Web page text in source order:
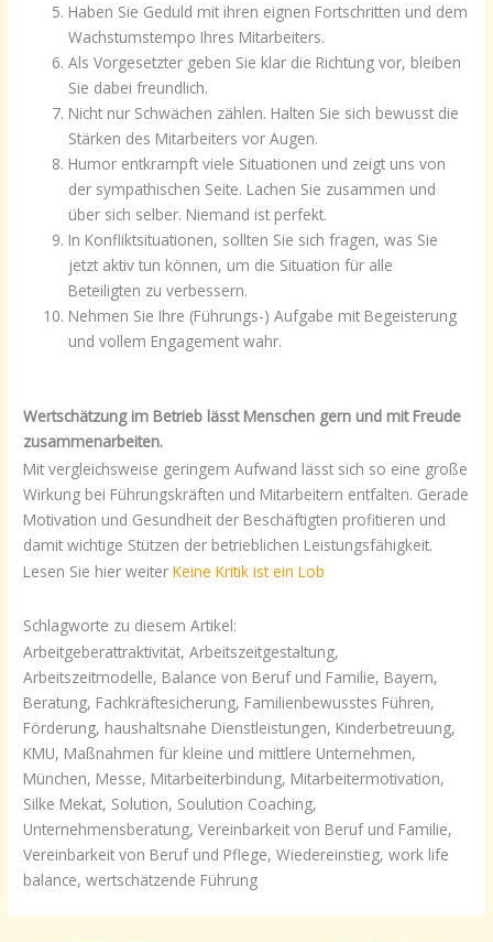
Haben Sie Geduld mit ihren eignen Fortschritten und dem
Wachstumstempo Ihres Mitarbeiters.
Als Vorgesetzter geben Sie klar die Richtung vor, bleiben
Sie dabei freundlich.
Nicht nur Schwächen zählen. Halten Sie sich bewusst die
Stärken des Mitarbeiters vor Augen.
Humor entkrampft viele Situationen und zeigt uns von
der sympathischen Seite. Lachen Sie zusammen und
über sich selber. Niemand ist perfekt.
In Konfliktsituationen, sollten Sie sich fragen, was Sie
jetzt aktiv tun können, um die Situation für alle
Beteiligten zu verbessern.
Nehmen Sie Ihre (Führungs-) Aufgabe mit Begeisterung
und vollem Engagement wahr.
Wertschätzung im Betrieb lässt Menschen gern und mit Freude
zusammenarbeiten.
Mit vergleichsweise geringem Aufwand lässt sich so eine große
Wirkung bei Führungskräften und Mitarbeitern entfalten. Gerade
Motivation und Gesundheit der Beschäftigten profitieren und
damit wichtige Stützen der betrieblichen Leistungsfähigkeit.
Lesen Sie hier weiterKeine Kritik ist ein Lob
Schlagworte zu diesem Artikel:
Arbeitgeberattraktivität, Arbeitszeitgestaltung,
Arbeitszeitmodelle, Balance von Beruf und Familie, Bayern,
Beratung, Fachkräftesicherung, Familienbewusstes Führen,
Förderung, haushaltsnahe Dienstleistungen, Kinderbetreuung,
KMU, Maßnahmen für kleine und mittlere Unternehmen,
München, Messe, Mitarbeiterbindung, Mitarbeitermotivation,
Silke Mekat, Solution, Soulution Coaching,
Unternehmensberatung, Vereinbarkeit von Beruf und Familie,
Vereinbarkeit von Beruf und Pflege, Wiedereinstieg, work life
balance, wertschätzende Führung